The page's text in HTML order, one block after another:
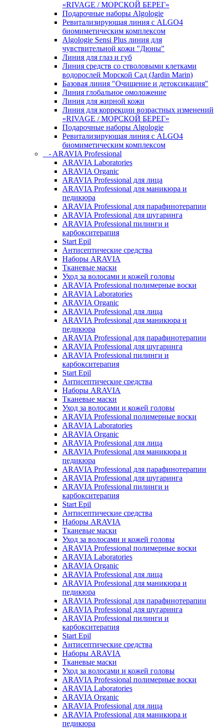
«RIVAGE / МОРСКОЙ БЕРЕГ»
Подарочные наборы Algologie
Ревитализирующая линия с ALGO4
биомиметическим комплексом
Algologie Sensi Plus линия для
чувcтвительной кожи "Дюны"
Линия для глаз и губ
Линия средств со стволовыми клетками
водорослей Морской Сад (Jardin Marin)
Базовая линия "Очищение и детоксикация"
Линия глобальное омоложение
Линия для жирной кожи
Линия для коррекции возрастных изменений
«RIVAGE / МОРСКОЙ БЕРЕГ»
Подарочные наборы Algologie
Ревитализирующая линия с ALGO4
биомиметическим комплексом
- ARAVIA Professional
ARAVIA Laboratories
ARAVIA Organic
ARAVIA Professional для лица
ARAVIA Professional для маникюра и
педикюра
ARAVIA Professional для парафинотерапии
ARAVIA Professional для шугаринга
ARAVIA Professional пилинги и
карбокситерапия
Start Epil
Антисептические средства
Наборы ARAVIA
Тканевые маски
Уход за волосами и кожей головы
ARAVIA Professional полимерные воски
ARAVIA Laboratories
ARAVIA Organic
ARAVIA Professional для лица
ARAVIA Professional для маникюра и
педикюра
ARAVIA Professional для парафинотерапии
ARAVIA Professional для шугаринга
ARAVIA Professional пилинги и
карбокситерапия
Start Epil
Антисептические средства
Наборы ARAVIA
Тканевые маски
Уход за волосами и кожей головы
ARAVIA Professional полимерные воски
ARAVIA Laboratories
ARAVIA Organic
ARAVIA Professional для лица
ARAVIA Professional для маникюра и
педикюра
ARAVIA Professional для парафинотерапии
ARAVIA Professional для шугаринга
ARAVIA Professional пилинги и
карбокситерапия
Start Epil
Антисептические средства
Наборы ARAVIA
Тканевые маски
Уход за волосами и кожей головы
ARAVIA Professional полимерные воски
ARAVIA Laboratories
ARAVIA Organic
ARAVIA Professional для лица
ARAVIA Professional для маникюра и
педикюра
ARAVIA Professional для парафинотерапии
ARAVIA Professional для шугаринга
ARAVIA Professional пилинги и
карбокситерапия
Start Epil
Антисептические средства
Наборы ARAVIA
Тканевые маски
Уход за волосами и кожей головы
ARAVIA Professional полимерные воски
ARAVIA Laboratories
ARAVIA Organic
ARAVIA Professional для лица
ARAVIA Professional для маникюра и
педикюра